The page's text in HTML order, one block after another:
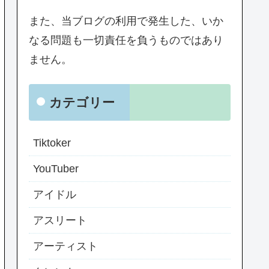
また、当ブログの利用で発生した、いか
なる問題も一切責任を負うものではあり
ません。
カテゴリー
Tiktoker
YouTuber
アイドル
アスリート
アーティスト